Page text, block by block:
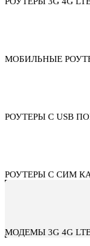
МОБИЛЬНЫЕ
РОУТЕРЫ С USB
РОУТЕРЫ С СИМ
МОДЕМЫ 3G 4G